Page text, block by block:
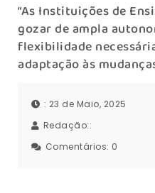
“As Instituições de
gozar de ampla
flexibilidade
adaptação às
: 23 de Maio, 2025
Redação::
Comentários: 0